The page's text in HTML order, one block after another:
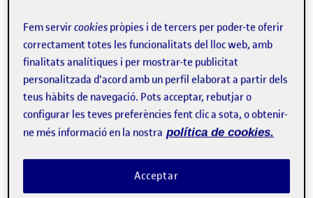
Semestre 20212 - Aula 1 Pràctica: Formalització del projecte
Pràctica: Formalització
del projecte
Maria Montserrat Gambús
Data de publicació2 març, 2023 7:18 pm
- comentari
Fem servircookies pròpies i de tercers per poder-te oferir
correctament totes les funcionalitats del lloc web, amb
finalitats analítiques i per mostrar-te publicitat
personalitzada d'acord amb un perfil elaborat a partir dels
teus hàbits de navegació. Pots acceptar, rebutjar o
configurar les teves preferències fent clic a sota, o obtenir-
ne més informació en la nostra política de cookies.
Acceptar